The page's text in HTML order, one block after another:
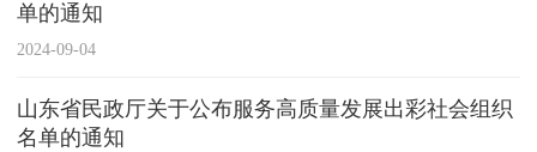
单的通知
2024-09-04
山东省民政厅关于公布服务高质量发展出彩社会组织
名单的通知